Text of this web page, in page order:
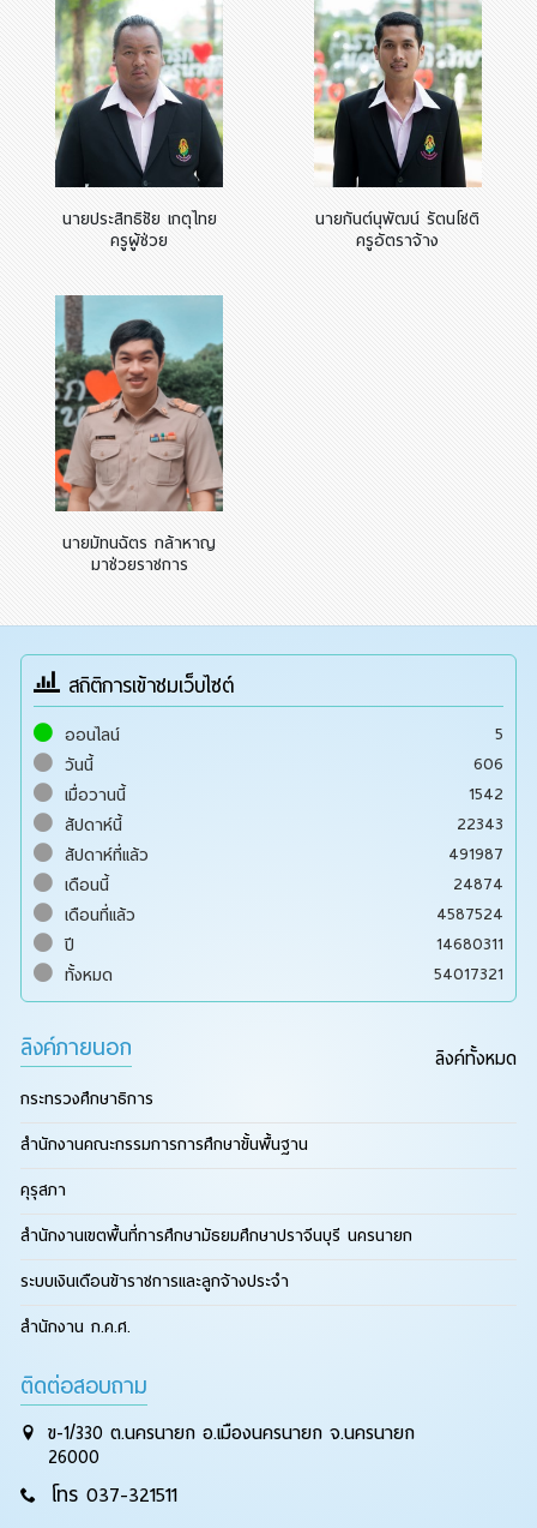
นายประสิทธิชัย เกตุไทย
ครูผู้ช่วย
นายกันต์นุพัฒน์ รัตนโชติ
ครูอัตราจ้าง
นายมัทนฉัตร กล้าหาญ
มาช่วยราชการ
สถิติการเข้าชมเว็บไซต์
ออนไลน์
5
วันนี้
606
เมื่อวานนี้
1542
สัปดาห์นี้
22343
สัปดาห์ที่แล้ว
491987
เดือนนี้
24874
เดือนที่แล้ว
4587524
ปี
14680311
ทั้งหมด
54017321
ลิงค์ภายนอก ลิงค์ทั้งหมด
กระทรวงศึกษาธิการ
สำนักงานคณะกรรมการการศึกษาขั้นพื้นฐาน
คุรุสภา
สำนักงานเขตพื้นที่การศึกษามัธยมศึกษาปราจีนบุรี นครนายก
ระบบเงินเดือนข้าราชการและลูกจ้างประจำ
สำนักงาน ก.ค.ศ.
ติดต่อสอบถาม
ข-1/330 ต.นครนายก อ.เมืองนครนายก จ.นครนายก
26000
โทร 037-321511